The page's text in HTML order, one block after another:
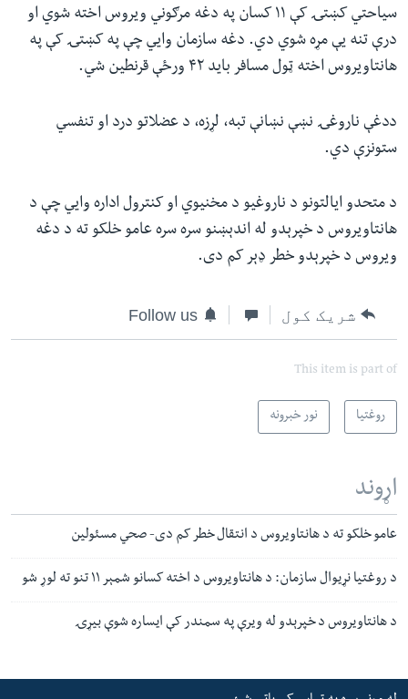
سیاحتي کښتۍ کې ۱۱ کسان په دغه مرګوني ویروس اخته شوي او
درې تنه یې مړه شوي دي. دغه سازمان وايي چې په کښتۍ کې په
هانتاویروس اخته ټول مسافر باید ۴۲ ورځې قرنطین شي.
ددغې ناروغۍ نښې نښانې تبه، لړزه، د عضلاتو درد او تنفسي
ستونزې دي.
د متحدو ایالتونو د ناروغیو د مخنیوي او کنترول اداره وايي چې د
هانتاویروس د خپرېدو له اندېښنو سره سره عامو خلکو ته د دغه
ویروس د خپرېدو خطر ډېر کم دی.
شریک کول Follow us
This item is part of
روغتیا نور خبرونه
اړوند
عامو خلکو ته د هانتاویروس د انتقال خطر کم دی- صحي مسئولین
د روغتیا نړیوال سازمان: د هانتاویروس د اخته کسانو شمېر ۱۱ تنو ته لوړ شو
د هانتاویروس د خپرېدو له ویرې په سمندر کې ایساره شوې بیړۍ